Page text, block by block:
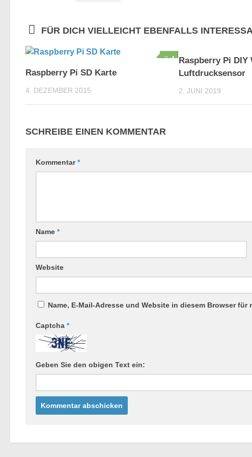
FÜR DICH VIELLEICHT EBENFALLS
4
Raspberry Pi SD Karte
4. DEZEMBER 2015
Raspberry Pi
Luftdrucksensor
2. JUNI 2019
SCHREIBE EINEN KOMMENTAR
Kommentar*
Name *
Website
Name, E-Mail-Adresse und Website in diesem Browser
Captcha *
Geben Sie den obigen Text ein: